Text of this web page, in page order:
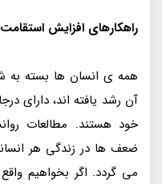
راهکارهای افزایش
همه ی انسان ها بسته به
آن رشد یافته اند، دارای
خود هستند. مطالعات
ضعف ها در زندگی هر
می گردد. اگر بخواهیم